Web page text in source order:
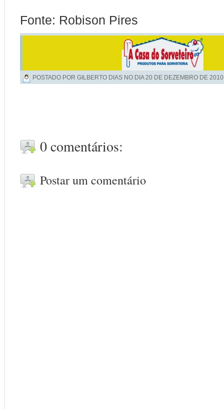
Fonte: Robison Pires
POSTADO POR GILBERTO DIAS NO DIA 20 DE DEZEMBRO DE 2010
0 comentários:
Postar um comentário